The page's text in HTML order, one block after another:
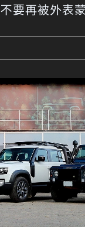
要再被外表